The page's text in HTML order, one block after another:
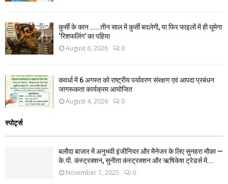
कुर्सी के कान ……तीन साल में कुर्सी बदलेगी, या फिर फाइलों में ही घूमेगा
‘रिशफलिंग’ का पहिया
August 6, 2026 0
कवर्धा में 6 अगस्त को राष्ट्रीय पर्यावरण संरक्षण एवं आपदा प्रबंधन
जागरूकता कार्यक्रम आयोजित
August 4, 2026 0
स्पोर्ट्स
बलौदा बाजार में अनुभवी इंजीनियर और मैनेजर के लिए सुनहरा मौका —
के.पी. कंस्ट्रक्शन, सुनीता कंस्ट्रक्शन और ऋषिकेश ट्रेडर्स में...
November 7, 2025 0